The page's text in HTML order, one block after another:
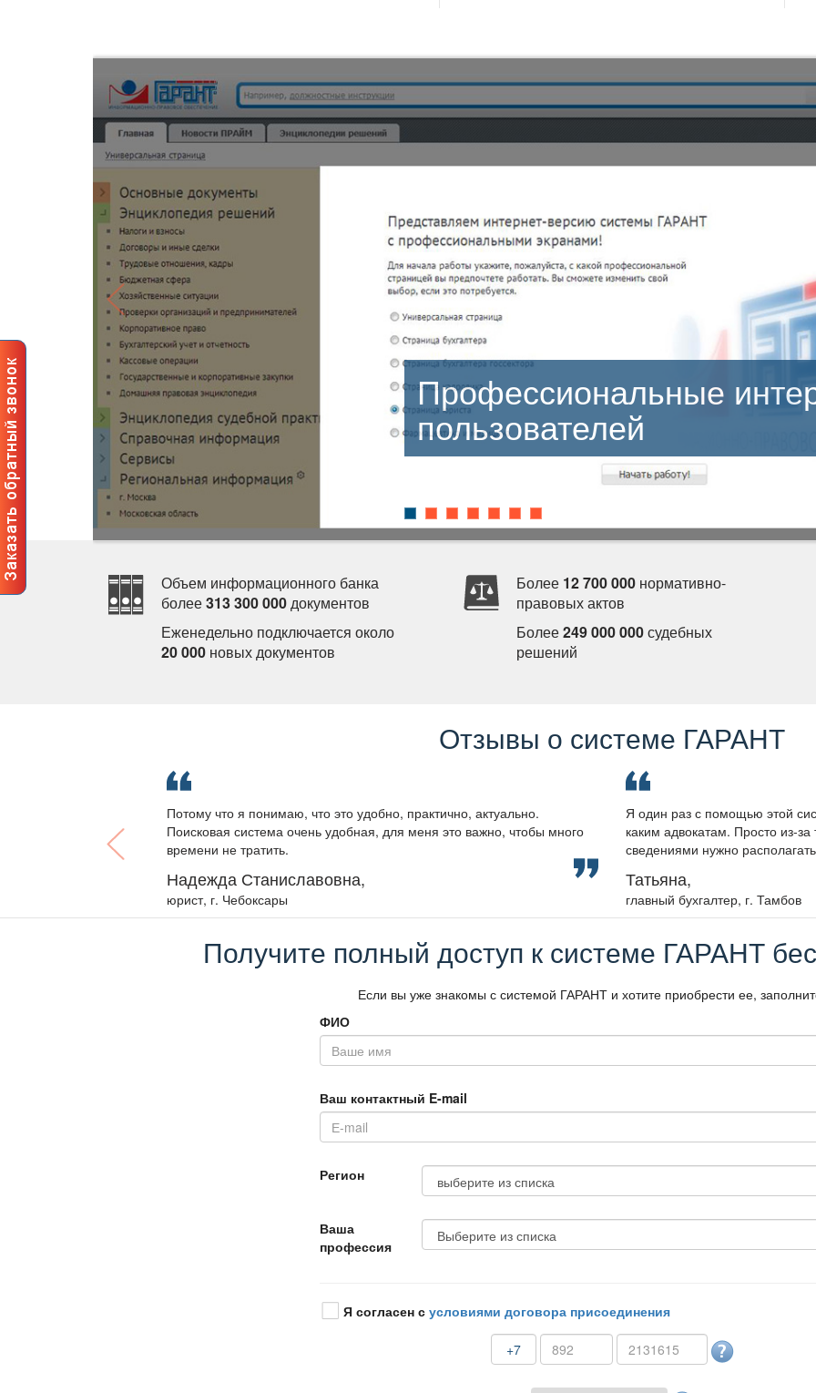
Профессиональные интерфейсы
пользователей
Объем информационного банка
олее313 300 000документо
Еженедельно подключается около
20 000 новых документо
Более 12 700 000 нормативно-
правовых акто
Более249 000 000судебных
решений
Отзывы о системе ГАРАНТ
Потому что я понимаю, что это удобно, практично, актуально.
Поисковая система очень удобная, для меня это важно, чтобы много
ремени не тратить.
Надежда Станиславовна,
юрист, г. Чебоксары
Я один раз с помощью этой
каким адвокатам. Просто из-
сведениями нужно
Татьяна,
лавный бухгалтер, г. Тамбо
Получите полный доступ к системе ГАРАНТ
Если вы уже знакомы с системой ГАРАНТ и хотите приобрести ее,
ФИО
аш контактный E-mail
Регион
аша
профессия
Я согласен с условиями договора присоединения
+7